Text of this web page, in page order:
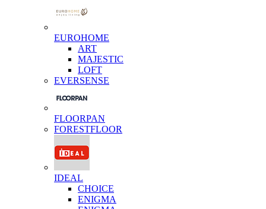
EUROHOME
ART
MAJESTIC
LOFT
EVERSENSE
FLOORPAN
FORESTFLOOR
IDEAL
CHOICE
ENIGMA